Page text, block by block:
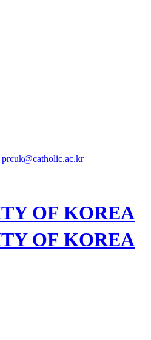
prcuk@catholic.ac.kr